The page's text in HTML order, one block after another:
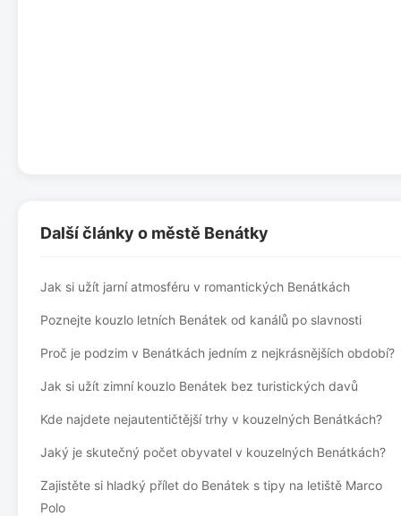
Další články o městě Benátky
Jak si užít jarní atmosféru v romantických Benátkách
Poznejte kouzlo letních Benátek od kanálů po slavnosti
Proč je podzim v Benátkách jedním z nejkrásnějších období?
Jak si užít zimní kouzlo Benátek bez turistických davů
Kde najdete nejautentičtější trhy v kouzelných Benátkách?
Jaký je skutečný počet obyvatel v kouzelných Benátkách?
Zajistěte si hladký přílet do Benátek s tipy na letiště Marco
Polo